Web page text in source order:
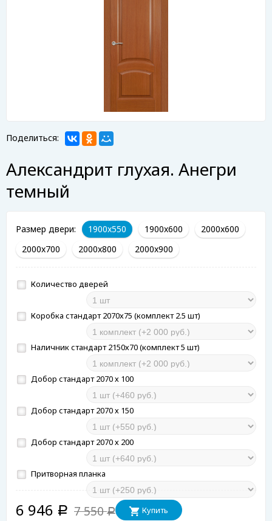
Поделиться:
Александрит глухая. Анегри
темный
Размер двери: 1900x550 1900x600
2000x600
2000x700
2000x800 2000x900
Количество дверей
Коробка стандарт 2070х75 (комплект 2.5 шт)
Наличник стандарт 2150х70 (комплект 5 шт)
Добор стандарт 2070 х 100
Добор стандарт 2070 х 150
Добор стандарт 2070 х 200
Притворная планка
6 946 Р 7 550Р Купить